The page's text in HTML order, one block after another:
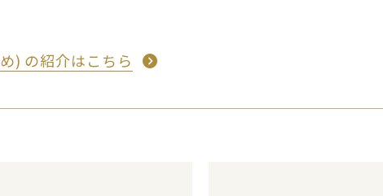
) の紹介はこちら